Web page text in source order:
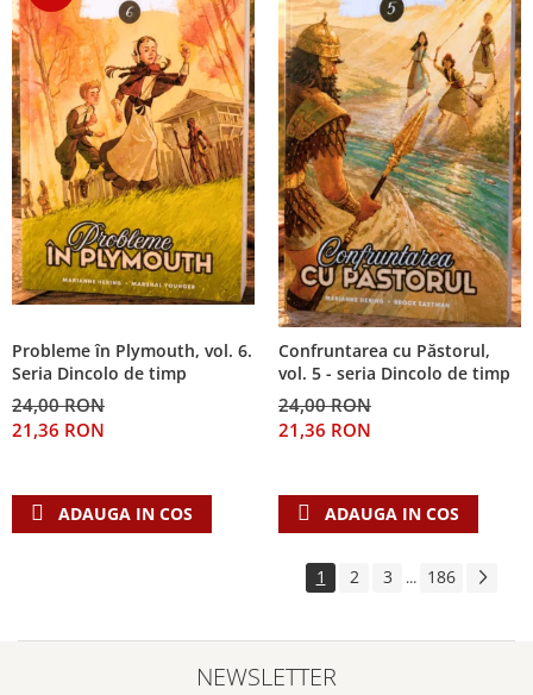
Probleme în Plymouth, vol. 6.
Seria Dincolo de timp
24,00 RON
21,36 RON
ADAUGA IN COS
Confruntarea cu Păstorul,
vol. 5 - seria Dincolo de timp
24,00 RON
21,36 RON
ADAUGA IN COS
1 2 3 ... 186
NEWSLETTER